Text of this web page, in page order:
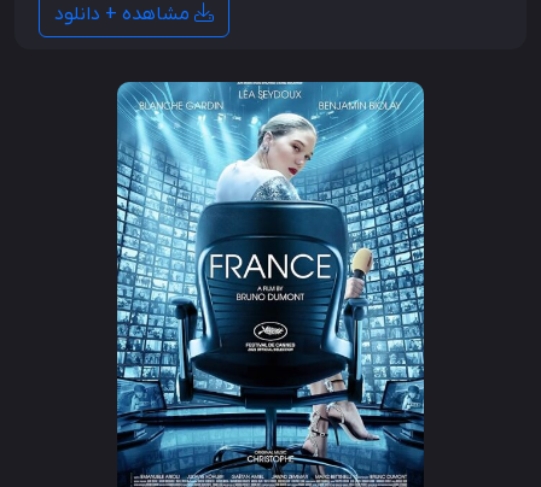
مشاهده + دانلود